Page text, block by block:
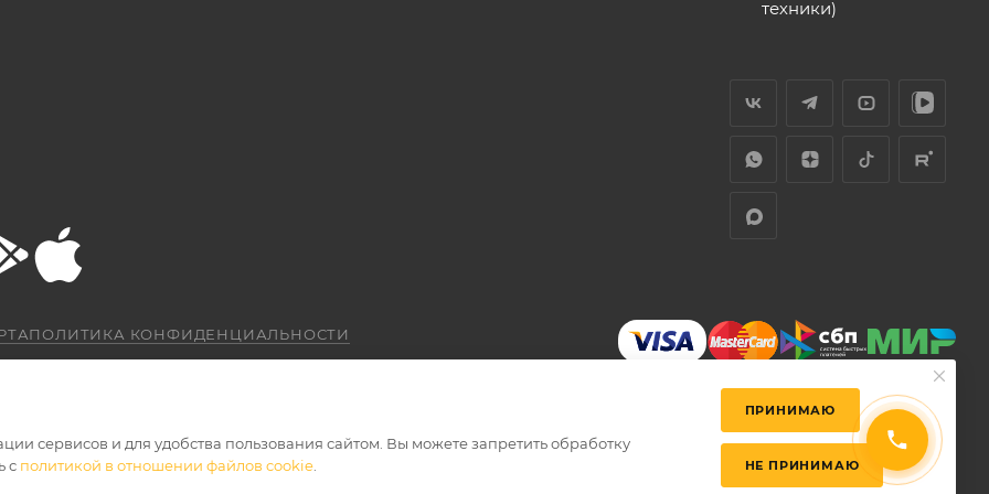
техники)
ПОЛИТИКА КОНФИДЕНЦИАЛЬНОСТИ
сервисов и для удобства пользования сайтом. Вы можете запретить обработку
с политикой в отношении файлов cookie
ПРИНИМАЮ
НЕ ПРИНИМАЮ